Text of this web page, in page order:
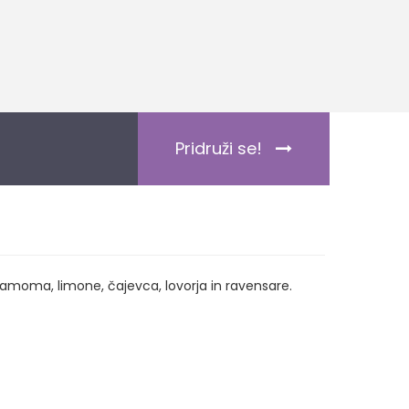
Pridruži se!
limone, čajevca, lovorja in ravensare.